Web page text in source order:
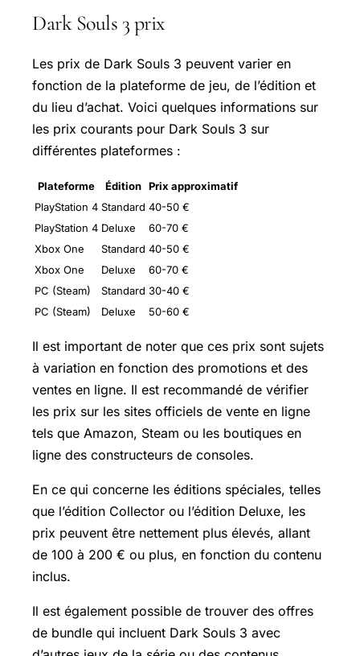
Dark Souls 3 prix
Les prix de Dark Souls 3 peuvent varier en
fonction de la plateforme de jeu, de l’édition et
du lieu d’achat. Voici quelques informations sur
les prix courants pour Dark Souls 3 sur
différentes plateformes :
Plateforme Édition Prix approximatif
PlayStation 4 Standard 40-50 €
PlayStation 4 Deluxe
60-70 €
Xbox One
Standard 40-50 €
Xbox One
Deluxe
60-70 €
PC (Steam)
Standard 30-40 €
PC (Steam)
Deluxe 50-60 €
Il est important de noter que ces prix sont sujets
à variation en fonction des promotions et des
ventes en ligne. Il est recommandé de vérifier
les prix sur les sites officiels de vente en ligne
tels que Amazon, Steam ou les boutiques en
ligne des constructeurs de consoles.
En ce qui concerne les éditions spéciales, telles
que l’édition Collector ou l’édition Deluxe, les
prix peuvent être nettement plus élevés, allant
de 100 à 200 € ou plus, en fonction du contenu
inclus.
Il est également possible de trouver des offres
de bundle qui incluent Dark Souls 3 avec